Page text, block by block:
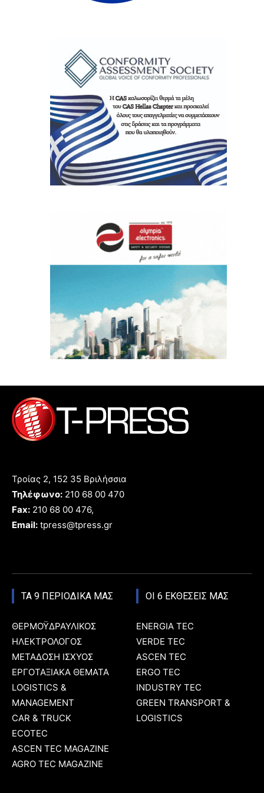
Τροίας 2, 152 35 Βριλήσσια
Τηλέφωνο: 210 68 00 470
Fax: 210 68 00 476,
Email: tpress@tpress.gr
ΤΑ 9 ΠΕΡΙΟΔΙΚΑ ΜΑΣ
ΘΕΡΜΟΫΔΡΑΥΛΙΚΟΣ
ΗΛΕΚΤΡΟΛΟΓΟΣ
ΜΕΤΑΔΟΣΗ ΙΣΧΥΟΣ
ΕΡΓΟΤΑΞΙΑΚΑ ΘΕΜΑΤΑ
LOGISTICS &
MANAGEMENT
CAR & TRUCK
ECOTEC
ASCEN TEC MAGAZINE
AGRO TEC MAGAZINE
ΟΙ 6 ΕΚΘΕΣΕΙΣ ΜΑΣ
ENERGIA TEC
VERDE TEC
ASCEN TEC
ERGO TEC
INDUSTRY TEC
GREEN TRANSPORT &
LOGISTICS